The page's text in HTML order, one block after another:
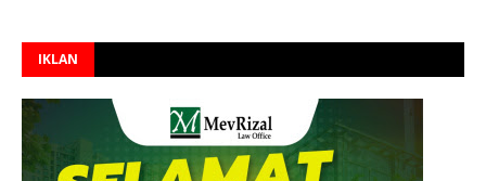
IKLAN